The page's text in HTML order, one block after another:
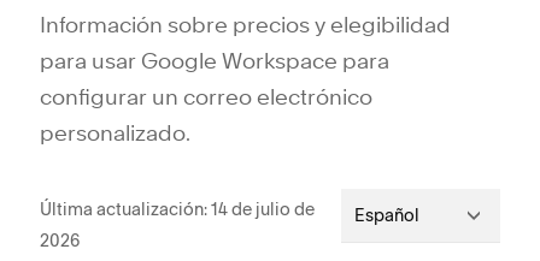
Información sobre precios y elegibilidad
para usar Google Workspace para
configurar un correo electrónico
personalizado.
Última actualización: 14 de julio de
2026
Español